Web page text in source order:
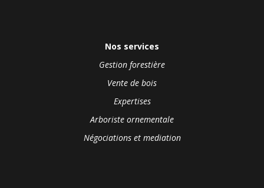
Nos services
Gestion forestière
Vente de bois
Expertises
Arboriste ornementale
Négociations et mediation